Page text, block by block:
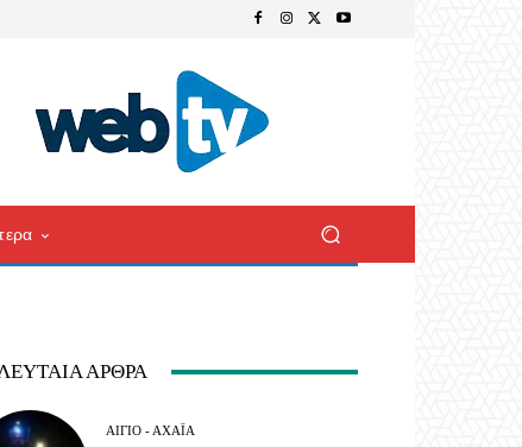
ΆΡΘΡΑ
ΑΊΓΙΟ - ΑΧΑΪ́Α